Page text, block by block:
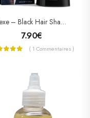
Dexe – Black Hair Shampoo 400ml
7.90€
( 1 Commentaires )